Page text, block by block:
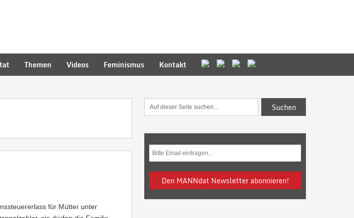
Themen Videos Feminismus Kontakt
für Mütter unter